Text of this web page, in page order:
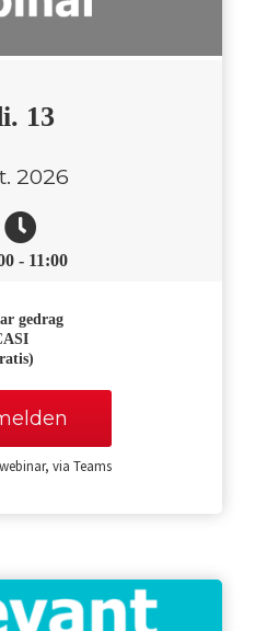
13
2026
- 11:00
gedrag
via Teams